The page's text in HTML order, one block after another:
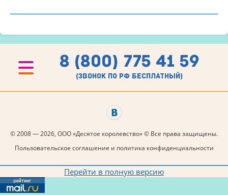
8 (800) 775 41 59
(звонок по рф бесплатный)
© 2008 — 2026, ООО «Десятое королевство» © Все права защищены.
Пользовательское соглашение и политика конфиденциальности
Перейти в полную версию